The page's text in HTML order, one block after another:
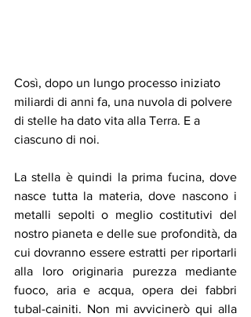
Così, dopo un lungo processo iniziato
miliardi di anni fa, una nuvola di polvere
di stelle ha dato vita alla Terra. E a
ciascuno di noi.
La stella è quindi la prima fucina, dove
nasce tutta la materia, dove nascono i
metalli sepolti o meglio costitutivi del
nostro pianeta e delle sue profondità, da
cui dovranno essere estratti per riportarli
alla loro originaria purezza mediante
fuoco, aria e acqua, opera dei fabbri
tubal-cainiti. Non mi avvicinerò qui alla